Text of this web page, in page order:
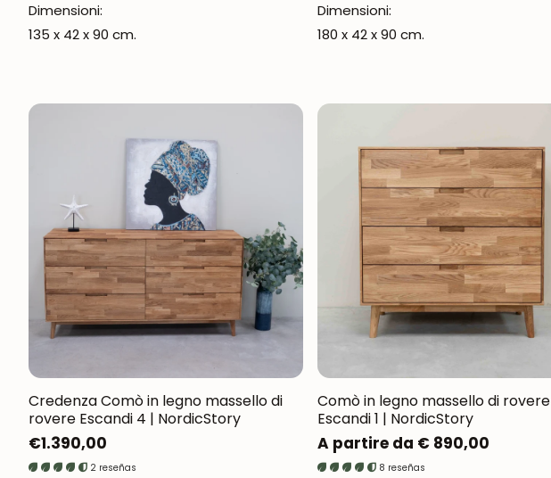
Dimensioni:
135 x 42 x 90 cm.
Dimensioni:
180 x 42 x 90 cm.
Credenza Comò in legno massello di
rovere Escandi 4 | NordicStory
Prezzo
normale
€1.390,00
2 reseñas
Comò in legno massello di rovere
Escandi 1 | NordicStory
Prezzo
normale
A partire da € 890,00
8 reseñas